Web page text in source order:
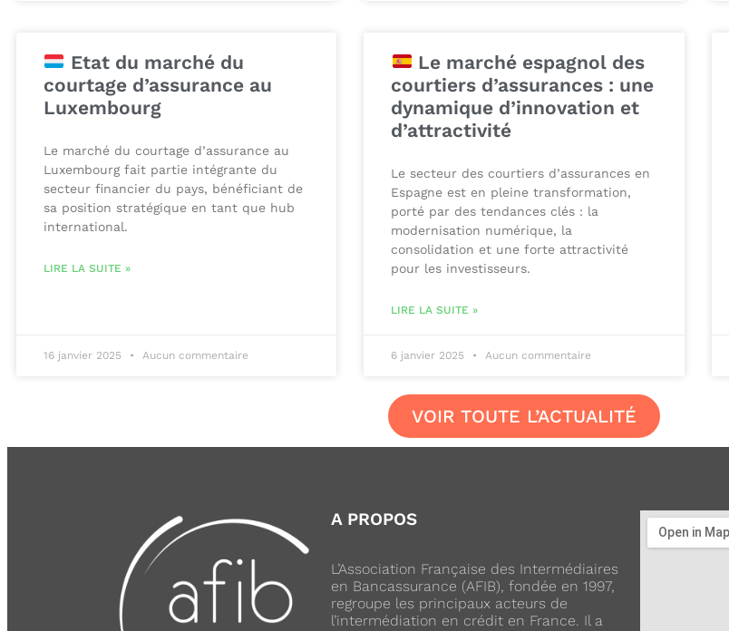
Etat du marché du
courtage d’assurance au
Luxembourg
Le marché du courtage d’assurance au
Luxembourg fait partie intégrante du
secteur financier du pays, bénéficiant de
sa position stratégique en tant que hub
international.
LIRE LA SUITE »
16 janvier 2025 Aucun commentaire
Le marché espagnol des
courtiers d’assurances : une
dynamique d’innovation et
d’attractivité
Le secteur des courtiers d’assurances en
Espagne est en pleine transformation,
porté par des tendances clés : la
modernisation numérique, la
consolidation et une forte attractivité
pour les investisseurs.
LIRE LA SUITE »
6 janvier 2025 Aucun commentaire
VOIR TOUTE L’ACTUALITÉ
A PROPOS
L’Association Française des Intermédiaires
en Bancassurance (AFIB), fondée en 1997,
regroupe les principaux acteurs de
l’intermédiation en crédit en France. Il a